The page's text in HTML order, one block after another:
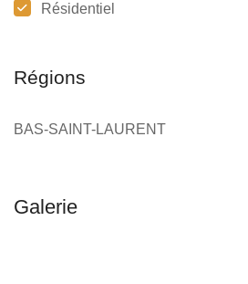
Résidentiel
Régions
BAS-SAINT-LAURENT